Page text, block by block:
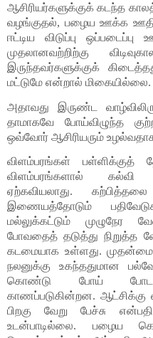
ஆசிரியர்களுக்குக் கடந்த
வழங்குதல், பழைய ஊக்க
ஈட்டிய விடுப்பு
முதலானவற்றிற்கு
இருந்தவர்களுக்குக்
மட்டுமே என்றால் மிகையில்லை.
அதாவது இருண்ட
தாமாகவே போய்விழுந்த
ஒவ்வோர் ஆசிரியரும் உழல்வதாக
விளம்பரங்கள்
விளம்பரங்களால் கல்வி
ஏற்கவியலாது.
இணையத்தோடும்
மல்லுக்கட்டும் முழுநேர
போவதைத் தடுத்து நிறுத்த
கடமையாக உள்ளது.
நலனுக்கு உகந்ததுமான
கொண்டு போய்
காணப்படுகின்றன. ஆட்சிக்கு
பிறகு வேறு பேச்சு
உடன்பாடில்லை. பழைய